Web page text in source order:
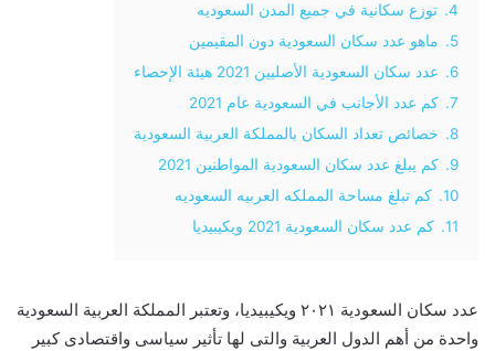
4.
توزع سكانية في جميع المدن السعوديه
5.
ماهو عدد سكان السعودية دون المقيمين
6.
عدد سكان السعودية الأصليين 2021 هيئة الإحصاء
7.
كم عدد الأجانب في السعودية عام 2021
8.
خصائص تعداد السكان بالمملكة العربية السعودية
9.
كم يبلغ عدد سكان السعودية المواطنين 2021
10.
كم تبلغ مساحة المملكه العربيه السعوديه
11.
كم عدد سكان السعودية 2021 ويكيبيديا
عدد سكان السعودية ٢٠٢١ ويكيبيديا، وتعتبر المملكة العربية السعودية
واحدة من أهم الدول العربية والتى لها تأثير سياسى واقتصادى كبير